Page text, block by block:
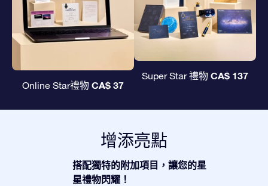
Online Star禮物 CA$ 37
Super Star 禮物 CA$ 137
增添亮點
搭配獨特的附加項目，讓您的星
星禮物閃耀！